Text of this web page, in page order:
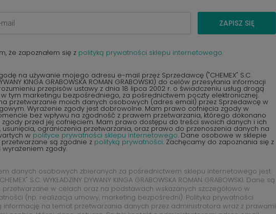
ZAPISZ SIĘ
że zapoznałem się z polityką prywatności sklepu internetowego.
na używanie mojego adresu e-mail przez Sprzedawcę ("CHEMEX" S.C.
KINGA GRABOWSKA ROMAN GRABOWSKI) do celów przesyłania informacji
przepisów ustawy z dnia 18 lipca 2002 r. o świadczeniu usług drogą
w tym marketingu bezpośredniego, za pośrednictwem poczty elektronicznej.
przetwarzanie moich danych osobowych (adres email) przez Sprzedawcę w
Wyrażenie zgody jest dobrowolne. Mam prawo cofnięcia zgody w
bez wpływu na zgodność z prawem przetwarzania, którego dokonano
przed jej cofnięciem. Mam prawo dostępu do treści swoich danych i ich
usunięcia, ograniczenia przetwarzania, oraz prawo do przenoszenia danych na
w polityce prywatności sklepu internetowego. Dane osobowe w sklepie
są zgodnie z polityką prywatności. Zachęcamy do zapoznania się z
zgody.
danych osobowych zbieranych za pośrednictwem sklepu internetowego jest
S.C. WYKŁADZINY DYWANY KINGA GRABOWSKA ROMAN GRABOWSKI. Dane są
w celach oraz na podstawach wskazanych szczegółowo w
(np. realizacja umowy, marketing bezpośredni). Polityka prywatności
informację na temat przetwarzania danych przez administratora wraz z prawami